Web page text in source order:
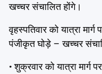
खच्चर संचालित होंगे।
वृहस्पतिवार को यात्रा
पंजीकृत घोड़े – खच्चर
• शुक्रवार को यात्रा